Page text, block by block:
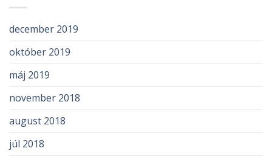
december 2019
október 2019
máj 2019
november 2018
august 2018
júl 2018